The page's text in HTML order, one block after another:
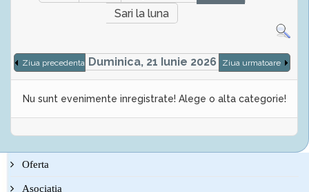
Sari la luna
Ziua precedenta Duminica, 21 Iunie 2026 Ziua urmatoare
Nu sunt evenimente inregistrate! Alege o alta categorie!
Oferta
Asociația